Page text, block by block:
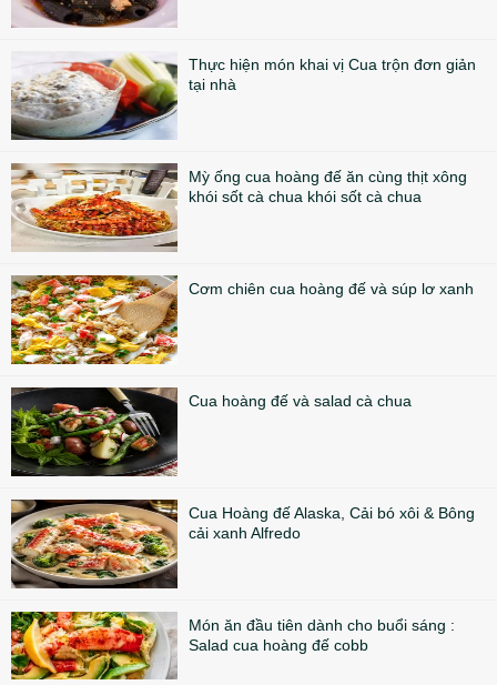
Thực hiện món khai vị Cua trộn đơn giản
tại nhà
Mỳ ống cua hoàng đế ăn cùng thịt xông
khói sốt cà chua khói sốt cà chua
Cơm chiên cua hoàng đế và súp lơ xanh
Cua hoàng đế và salad cà chua
Cua Hoàng đế Alaska, Cải bó xôi & Bông
cải xanh Alfredo
Món ăn đầu tiên dành cho buổi sáng :
Salad cua hoàng đế cobb